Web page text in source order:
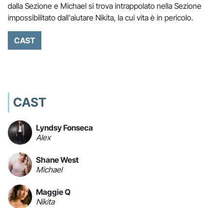
dalla Sezione e Michael si trova intrappolato nella Sezione
impossibilitato dall'aiutare Nikita, la cui vita è in pericolo.
CAST
CAST
Lyndsy Fonseca
Alex
Shane West
Michael
Maggie Q
Nikita